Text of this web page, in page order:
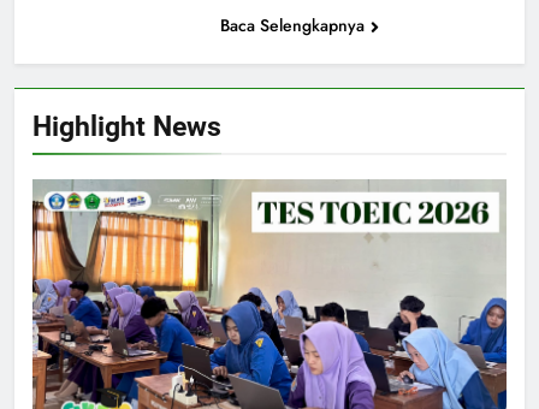
Highlight News
Baca Selengkapnya